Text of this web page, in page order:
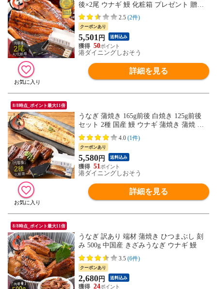
後×2尾 ウナギ 鰻 化粧箱 プレゼント 贈り
物 ギフト
2.5 (2件)
クーポンあり
5,501 円 送料込み
50
港ダイニングしおそう
詳細を見る
8/8時点_ポイント最大11倍
うなぎ 蒲焼き 165g前後 白焼き 125g前後
セット 2種 国産 鰻 ウナギ 蒲焼き 蒲焼 鰻
の蒲焼 大サイズ 国産鰻 うなぎ蒲焼き うな
ぎの蒲焼 国産うなぎ 鰻蒲焼 うなぎ蒲焼 食
品 贈り物 記念日 ギフト グルメ プレゼン
ト
4.0 (1件)
クーポンあり
5,580円 送料込み
51
港ダイニングしおそう
詳細を見る
8/8時点_ポイント最大11倍
うなぎ 訳あり 端材 蒲焼き ひつまぶし 刻
み 500g 中国産 きざみうなぎ ウナギ 鰻
3.5 (6件)
クーポンあり
2,680円 送料込み
24